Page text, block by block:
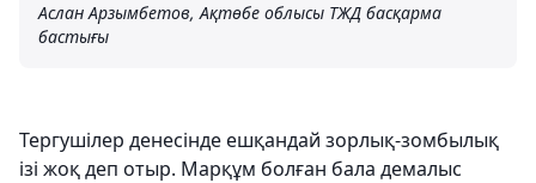
Аслан Арзымбетов, Ақтөбе облысы ТЖД басқарма
бастығы
Тергушілер денесінде ешқандай зорлық-зомбылық
ізі жоқ деп отыр. Марқұм болған бала демалыс